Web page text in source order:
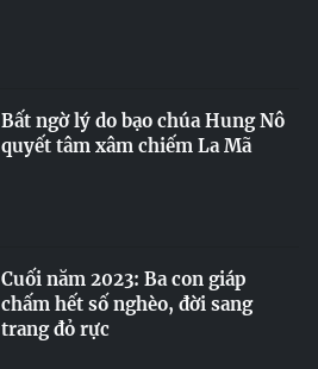
Bất ngờ lý do bạo chúa Hung Nô
quyết tâm xâm chiếm La Mã
Cuối năm 2023: Ba con giáp
chấm hết số nghèo, đời sang
trang đỏ rực